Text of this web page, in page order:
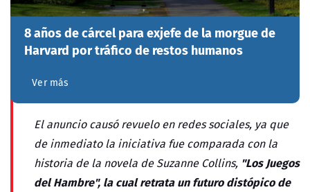
8 años de cárcel para exjefe de la morgue de
Harvard por tráfico de restos humanos
Ver más
El anuncio causó revuelo en redes sociales, ya que
de inmediato la iniciativa fue comparada con la
historia de la novela deSuzanne Collins, "Los Juegos
del Hambre", la cual retrata un futuro distópico de